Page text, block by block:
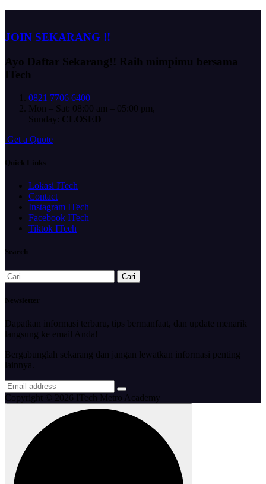
JOIN SEKARANG !!
Ayo Daftar Sekarang!! Raih mimpimu bersama
ITech
0821 7706 6400
Mon – Sat: 08:00 am – 05:00 pm,
Sunday: CLOSED
Get a Quote
Quick Links
Lokasi ITech
Contact
Instagram ITech
Facebook ITech
Tiktok ITech
Search
Cari
untuk:
Newsletter
Dapatkan informasi terbaru, tips bermanfaat, dan update menarik
langsung ke email Anda!
Bergabunglah sekarang dan jangan lewatkan informasi penting
lainnya.
Copyright © 2026 ITech Metro Academy